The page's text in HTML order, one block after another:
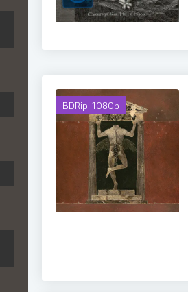
BDRip, 1080p